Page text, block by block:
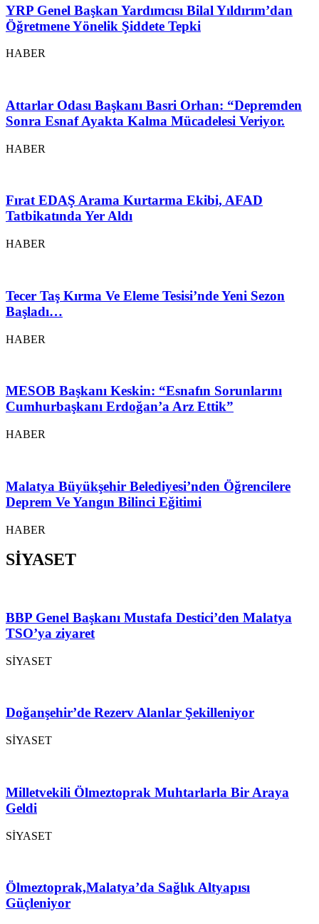
YRP Genel Başkan Yardımcısı Bilal Yıldırım’dan
Öğretmene Yönelik Şiddete Tepki
HABER
Attarlar Odası Başkanı Basri Orhan: “Depremden
Sonra Esnaf Ayakta Kalma Mücadelesi Veriyor.
HABER
Fırat EDAŞ Arama Kurtarma Ekibi, AFAD
Tatbikatında Yer Aldı
HABER
Tecer Taş Kırma Ve Eleme Tesisi’nde Yeni Sezon
Başladı…
HABER
MESOB Başkanı Keskin: “Esnafın Sorunlarını
Cumhurbaşkanı Erdoğan’a Arz Ettik”
HABER
Malatya Büyükşehir Belediyesi’nden Öğrencilere
Deprem Ve Yangın Bilinci Eğitimi
HABER
SİYASET
BBP Genel Başkanı Mustafa Destici’den Malatya
TSO’ya ziyaret
SİYASET
Doğanşehir’de Rezerv Alanlar Şekilleniyor
SİYASET
Milletvekili Ölmeztoprak Muhtarlarla Bir Araya
Geldi
SİYASET
Ölmeztoprak,Malatya’da Sağlık Altyapısı
Güçleniyor